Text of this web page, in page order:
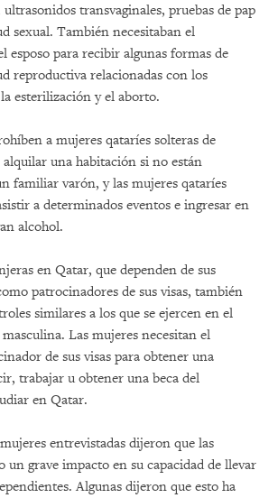
transvaginales, pruebas de pap
sexual. También necesitaban el
esposo para recibir algunas formas de
reproductiva relacionadas con los
esterilización y el aborto.
a mujeres qataríes solteras de
alquilar una habitación si no están
familiar varón, y las mujeres qataríes
a determinados eventos e ingresar en
alcohol.
en Qatar, que dependen de sus
patrocinadores de sus visas, también
similares a los que se ejercen en el
Las mujeres necesitan el
de sus visas para obtener una
trabajar u obtener una beca del
en Qatar.
entrevistadas dijeron que las
un grave impacto en su capacidad de llevar
Algunas dijeron que esto ha